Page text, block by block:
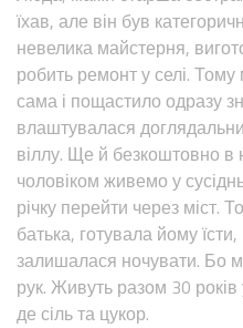
їхав, але він був
невелика майстерня,
робить ремонт у селі.
сама і пощастило одразу
влаштувалася
віллу. Ще й безкоштовно в
чоловіком живемо у
річку перейти через міст.
батька, готувала йому
залишалася ночувати. Бо
рук. Живуть разом 30 років
де сіль та цукор.